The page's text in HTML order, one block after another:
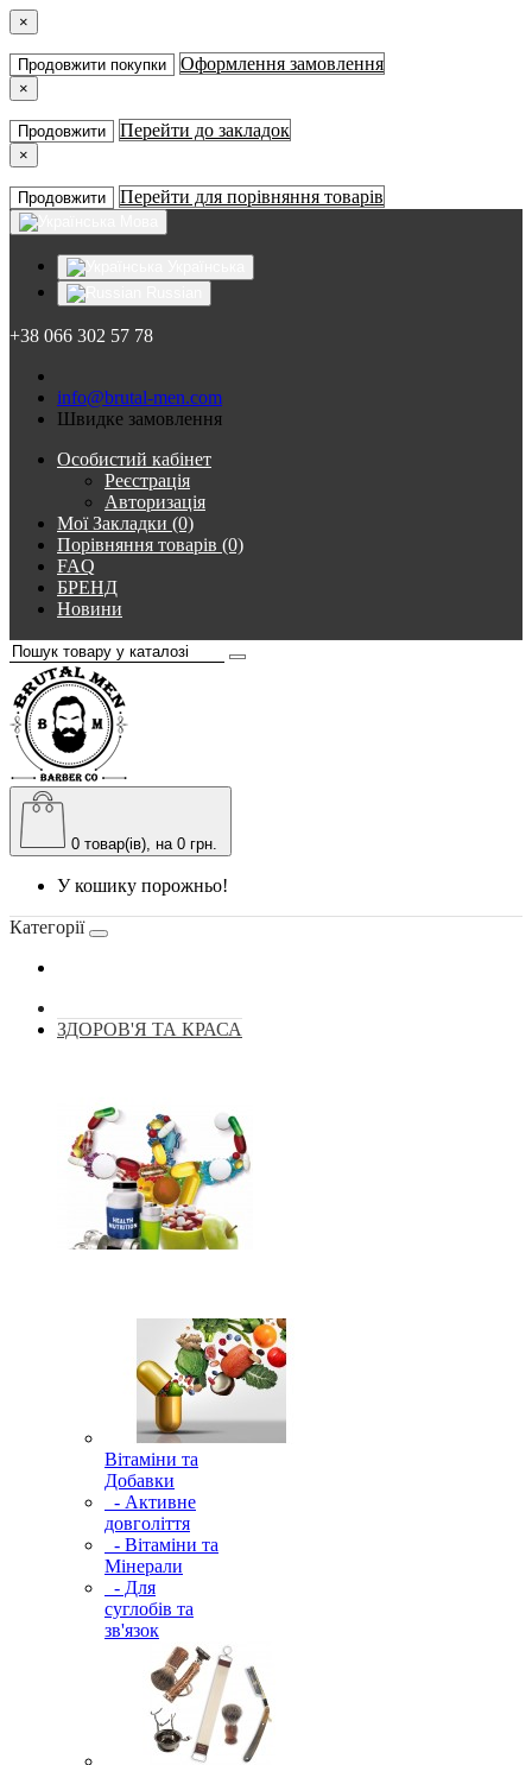
×
Продовжити покупки Оформлення замовлення
×
Продовжити Перейти до закладок
×
Продовжити Перейти для порівняння товарів
+38 066 302 57 78
info@brutal-men.com
Швидке замовлення
Особистий кабінет
Реєстрація
Авторизація
Мої Закладки (0)
Порівняння товарів (0)
FAQ
БРЕНД
Новини
0 товар(ів), на 0 грн.
У кошику порожньо!
Категорії
ЗДОРОВ'Я ТА КРАСА
Вітаміни та
Добавки
- Активне
довголіття
- Вітаміни та
Мінерали
- Для
суглобів та
зв'язок